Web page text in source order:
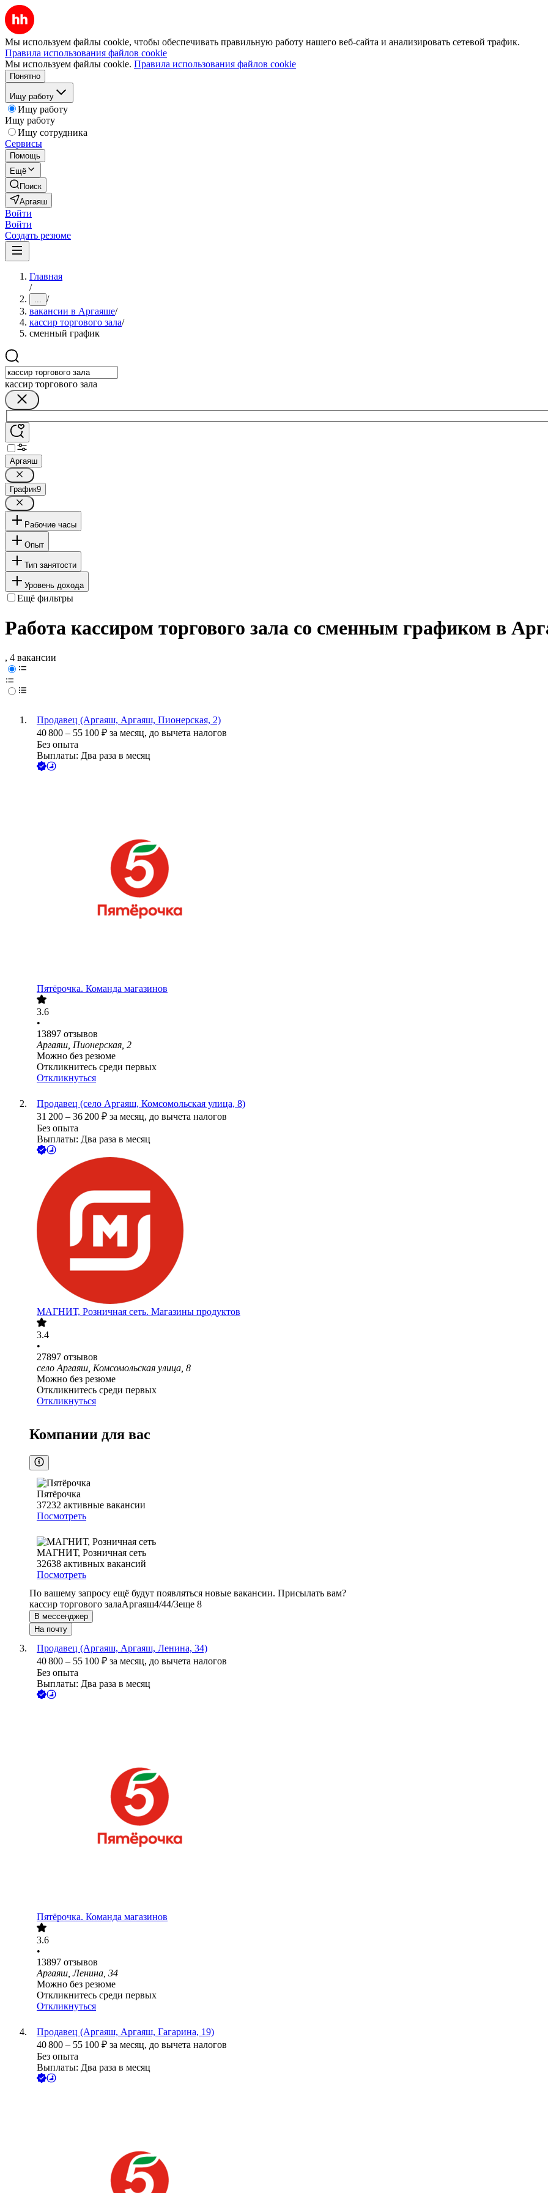
Мы используем файлы cookie, чтобы обеспечивать правильную работу нашего веб-сайта и анализировать сетевой трафик.
Правила использования файлов cookie
Мы используем файлы cookie. Правила использования файлов cookie
Понятно
Ищу работу
Ищу работу
Ищу работу
Ищу сотрудника
Сервисы
Помощь
Ещё
Поиск
Аргаяш
Войти
Войти
Создать резюме
Главная
/
... /
вакансии в Аргаяше/
кассир торгового зала/
сменный график
кассир торгового зала
Аргаяш
График9
Рабочие часы
Опыт
Тип занятости
Уровень дохода
Ещё фильтры
Работа кассиром торгового зала со сменным графиком в
, 4 вакансии
Продавец (Аргаяш, Аргаяш, Пионерская, 2)
40 800 – 55 100 ₽ за месяц, до вычета налогов
Без опыта
Выплаты: Два раза в месяц
Пятёрочка. Команда магазинов
3.6
•
13897 отзывов
Аргаяш, Пионерская, 2
Можно без резюме
Откликнитесь среди первых
Откликнуться
Продавец (село Аргаяш, Комсомольская улица, 8)
31 200 – 36 200 ₽ за месяц, до вычета налогов
Без опыта
Выплаты: Два раза в месяц
МАГНИТ, Розничная сеть. Магазины продуктов
3.4
•
27897 отзывов
село Аргаяш, Комсомольская улица, 8
Можно без резюме
Откликнитесь среди первых
Откликнуться
Компании для вас
Пятёрочка
37232 активные вакансии
Посмотреть
МАГНИТ, Розничная сеть
32638 активных вакансий
Посмотреть
По вашему запросу ещё будут появляться новые вакансии. Присылать вам?
кассир торгового залаАргаяш4/44/3еще 8
В мессенджер
На почту
Продавец (Аргаяш, Аргаяш, Ленина, 34)
40 800 – 55 100 ₽ за месяц, до вычета налогов
Без опыта
Выплаты: Два раза в месяц
Пятёрочка. Команда магазинов
3.6
•
13897 отзывов
Аргаяш, Ленина, 34
Можно без резюме
Откликнитесь среди первых
Откликнуться
Продавец (Аргаяш, Аргаяш, Гагарина, 19)
40 800 – 55 100 ₽ за месяц, до вычета налогов
Без опыта
Выплаты: Два раза в месяц